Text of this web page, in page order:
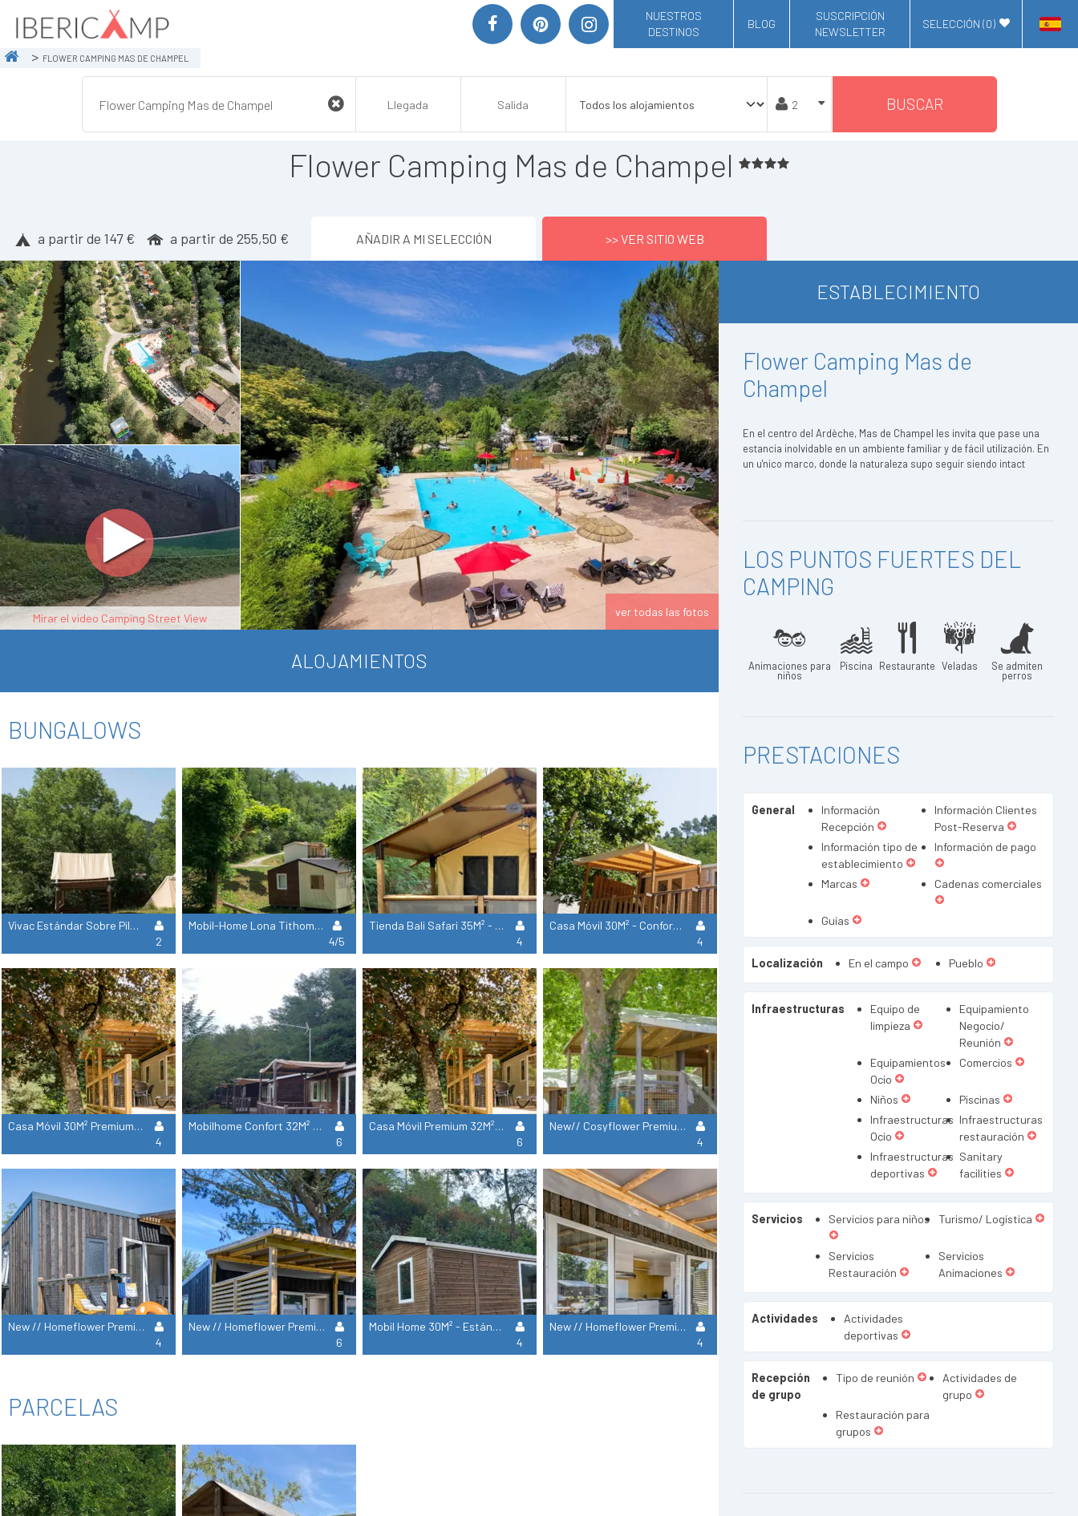
NUESTROS
DESTINOS
BLOG
SUSCRIPCIÓN
NEWSLETTER
SELECCIÓN (0)
FLOWER CAMPING MAS DE CHAMPEL
BUSCAR
Flower Camping Mas de Champel
a partir de 147 € a partir de 255,50 € AÑADIR A MI SELECCIÓN >> VER SITIO WEB
Mirar el video Camping Street View ver todas las fotos
ALOJAMIENTOS
BUNGALOWS
Vivac Estándar Sobre Pilotes -1 Habitación
2
Mobil-Home Lona Tithome 21M² - Standard - 2 Habitaciones - Sin Baño - Terraza Cubierta
4/5
Tienda Bali Safari 35M² - Standard - 2 Habitaciones - Terraza - Aseos Individuales Cercanos
4
Casa Móvil 30M² - Confort - 2 Habitaciones - Terraza Semi-Cubierta - Tv - Aire Acondicionado
4
Casa Móvil 30M² Premium - 2 Habitaciones - Terraza Cubierta - Aire Acondicionado - Sábanas Y Toallas
4
Mobilhome Confort 32M² - 3 Habitaciones - Terraza Cubierta - Tv - Aire Acondicionado
6
Casa Móvil Premium 32M² - 3 Habitaciones - Terraza - Aire Acondicionado - Tv - Sábanas Y Toallas
6
New// Cosyflower Premium 38M² - 2 Habitaciones - Terraza Cubierta - Tv - Sábanas Y Toallas
4
New // Homeflower Premium 26,5M² - 2 Habitaciones - Terraza- Aire Acondicionado - Sábanas Y Toallas
4
New // Homeflower Premium 30,5M² - 3 Habitaciones - Terraza- Aire Acondicionado - Sábanas Y Toallas
6
Mobil Home 30M² - Estándar - 2 Habitaciones - Terraza Semicubierta - Tv - Aire Acondicionado
4
New // Homeflower Premium 29M²pmr (2Ch) + Terrasse + Tv + Lv + Clim + Draps + Serviettes
4
PARCELAS
ESTABLECIMIENTO
Flower Camping Mas de
Champel
En el centro del Ardèche, Mas de Champel les invita que pase una
estancia inolvidable en un ambiente familiar y de fácil utilización. En
un u'nico marco, donde la naturaleza supo seguir siendo intact
LOS PUNTOS FUERTES DEL
CAMPING
Animaciones para
niños
Piscina Restaurante Veladas Se admiten
perros
PRESTACIONES
General
Información
Recepción
Información Clientes
Post-Reserva
Información tipo de
establecimiento
Información de pago
Marcas Cadenas comerciales
Guías
Localización En el campo Pueblo
Infraestructuras
Equipo de
limpieza
Equipamiento
Negocio/
Reunión
Equipamientos
Ocio
Comercios
Niños
Piscinas
Infraestructuras
Ocio
Infraestructuras
restauración
Infraestructuras
deportivas
Sanitary
facilities
Servicios Servicios para niños Turismo/ Logística
Servicios
Restauración
Servicios
Animaciones
Actividades
Actividades
deportivas
Recepción
de grupo
Tipo de reunión
Actividades de
grupo
Restauración para
grupos